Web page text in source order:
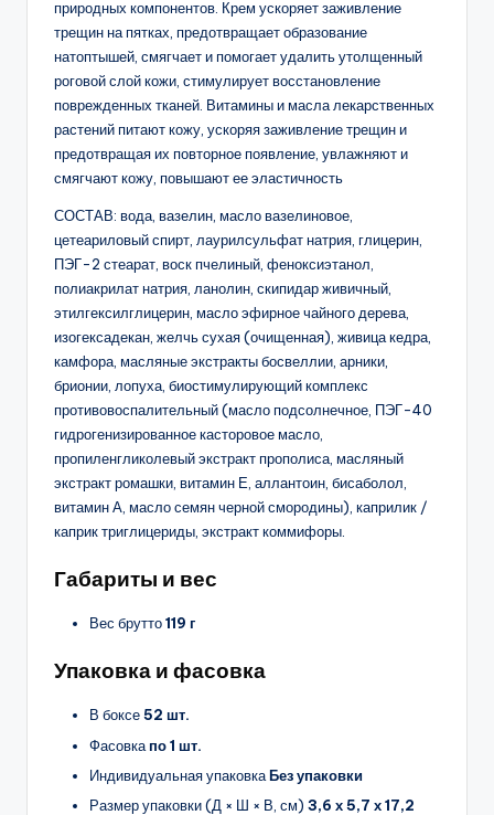
природных компонентов. Крем ускоряет заживление
трещин на пятках, предотвращает образование
натоптышей, смягчает и помогает удалить утолщенный
роговой слой кожи, стимулирует восстановление
поврежденных тканей. Витамины и масла лекарственных
растений питают кожу, ускоряя заживление трещин и
предотвращая их повторное появление, увлажняют и
смягчают кожу, повышают ее эластичность
СОСТАВ: вода, вазелин, масло вазелиновое,
цетеариловый спирт, лаурилсульфат натрия, глицерин,
ПЭГ-2 стеарат, воск пчелиный, феноксиэтанол,
полиакрилат натрия, ланолин, скипидар живичный,
этилгексилглицерин, масло эфирное чайного дерева,
изогексадекан, желчь сухая (очищенная), живица кедра,
камфора, масляные экстракты босвеллии, арники,
брионии, лопуха, биостимулирующий комплекс
противовоспалительный (масло подсолнечное, ПЭГ-40
гидрогенизированное касторовое масло,
пропиленгликолевый экстракт прополиса, масляный
экстракт ромашки, витамин Е, аллантоин, бисаболол,
витамин А, масло семян черной смородины), каприлик /
каприк триглицериды, экстракт коммифоры.
Габариты и вес
Вес брутто119 г
Упаковка и фасовка
В боксе52 шт.
Фасовкапо 1 шт.
Индивидуальная упаковкаБез упаковки
Размер упаковки (Д × Ш × В, см) 3,6 х 5,7 х 17,2